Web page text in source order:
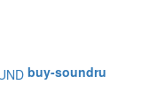
buy-soundru